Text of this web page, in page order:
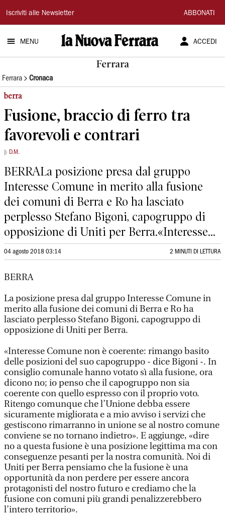
La
Nuova
Ferrara
Iscriviti alle Newsletter ABBONATI
MENU ACCEDI
Ferrara
Ferrara Cronaca
berra
Fusione, braccio di ferro tra
favorevoli e contrari
D.M.
BERRALa posizione presa dal gruppo
Interesse Comune in merito alla fusione
dei comuni di Berra e Ro ha lasciato
perplesso Stefano Bigoni, capogruppo di
opposizione di Uniti per Berra.«Interesse...
04 agosto 2018 03:14 2 MINUTI DI LETTURA
BERRA
La posizione presa dal gruppo Interesse Comune in
merito alla fusione dei comuni di Berra e Ro ha
lasciato perplesso Stefano Bigoni, capogruppo di
opposizione di Uniti per Berra.
«Interesse Comune non è coerente: rimango basito
delle posizioni del suo capogruppo - dice Bigoni -. In
consiglio comunale hanno votato sì alla fusione, ora
dicono no; io penso che il capogruppo non sia
coerente con quello espresso con il proprio voto.
Ritengo comunque che l’Unione debba essere
sicuramente migliorata e a mio avviso i servizi che
gestiscono rimarranno in unione se al nostro comune
conviene se no tornano indietro». E aggiunge, «dire
no a questa fusione è una posizione legittima ma con
conseguenze pesanti per la nostra comunità. Noi di
Uniti per Berra pensiamo che la fusione è una
opportunità da non perdere per essere ancora
protagonisti del nostro futuro e crediamo che la
fusione con comuni più grandi penalizzerebbero
l’intero territorio».